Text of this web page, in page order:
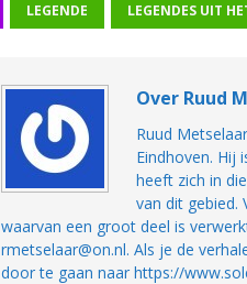
LEGENDE LEGENDES UIT
Over Ruud
Ruud
Eindhoven. Hij
heeft zich in
van dit gebied.
waarvan een groot deel is
rmetselaar@on.nl. Als je de
door te gaan naar https://